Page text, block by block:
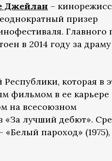
Джейлан –
призер
Главного
в 2014 году за драму
которая в
фильмом в ее карьере
на всесоюзном
«За лучший дебют».
пароход» (1975),